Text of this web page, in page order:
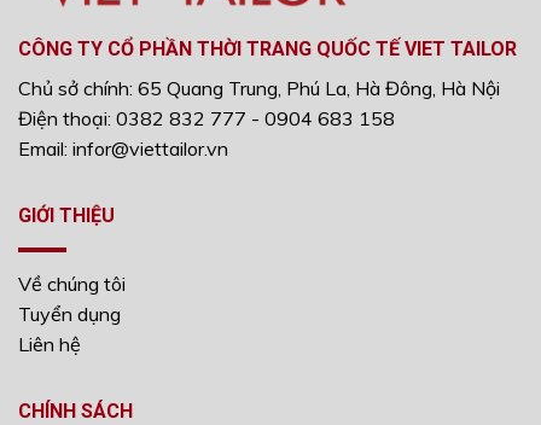
CÔNG TY CỔ PHẦN THỜI TRANG QUỐC TẾ VIET TAILOR
Chủ sở chính: 65 Quang Trung, Phú La, Hà Đông, Hà Nội
Điện thoại: 0382 832 777 - 0904 683 158
Email: infor@viettailor.vn
GIỚI THIỆU
Về chúng tôi
Tuyển dụng
Liên hệ
CHÍNH SÁCH